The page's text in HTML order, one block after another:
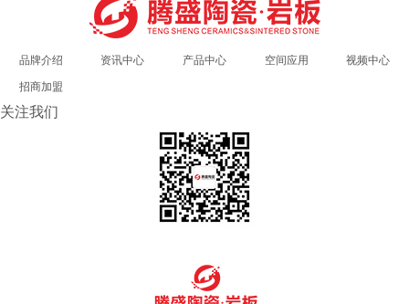
品牌介绍 资讯中心 产品中心 空间应用 视频中心
招商加盟
关注我们